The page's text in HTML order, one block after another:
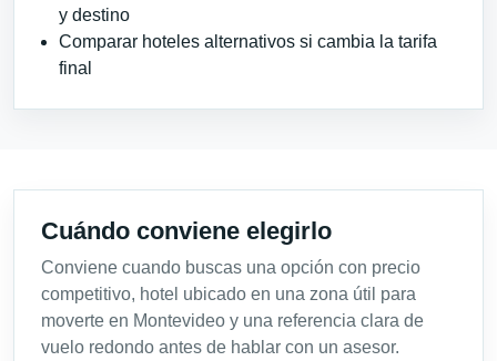
y destino
Comparar hoteles alternativos si cambia la tarifa
final
Cuándo conviene elegirlo
Conviene cuando buscas una opción con precio
competitivo, hotel ubicado en una zona útil para
moverte en Montevideo y una referencia clara de
vuelo redondo antes de hablar con un asesor.